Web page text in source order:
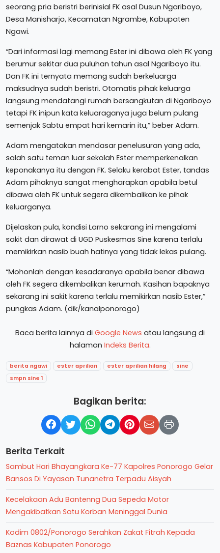
seorang pria beristri berinisial FK asal Dusun Ngariboyo,
Desa Manisharjo, Kecamatan Ngrambe, Kabupaten
Ngawi.
“Dari informasi lagi memang Ester ini dibawa oleh FK yang
berumur sekitar dua puluhan tahun asal Ngariboyo itu.
Dan FK ini ternyata memang sudah berkeluarga
maksudnya sudah beristri. Otomatis pihak keluarga
langsung mendatangi rumah bersangkutan di Ngariboyo
tetapi FK inipun kata keluaraganya juga belum pulang
semenjak Sabtu empat hari kemarin itu,” beber Adam.
Adam mengatakan mendasar penelusuran yang ada,
salah satu teman luar sekolah Ester memperkenalkan
keponakanya itu dengan FK. Selaku kerabat Ester, tandas
Adam pihaknya sangat mengharapkan apabila betul
dibawa oleh FK untuk segera dikembalikan ke pihak
keluarganya.
Dijelaskan pula, kondisi Larno sekarang ini mengalami
sakit dan dirawat di UGD Puskesmas Sine karena terlalu
memikirkan nasib buah hatinya yang tidak lekas pulang.
“Mohonlah dengan kesadaranya apabila benar dibawa
oleh FK segera dikembalikan kerumah. Kasihan bapaknya
sekarang ini sakit karena terlalu memikirkan nasib Ester,”
pungkas Adam. (dik/kanalponorogo)
Baca berita lainnya di Google News atau langsung di
halaman Indeks Berita.
berita ngawi ester aprilian ester aprilian hilang
sine
smpn sine 1
Bagikan berita:
Berita Terkait
Sambut Hari Bhayangkara Ke-77 Kapolres Ponorogo Gelar
Bansos Di Yayasan Tunanetra Terpadu Aisyah
Kecelakaan Adu Bantenng Dua Sepeda Motor
Mengakibatkan Satu Korban Meninggal Dunia
Kodim 0802/Ponorogo Serahkan Zakat Fitrah Kepada
Baznas Kabupaten Ponorogo